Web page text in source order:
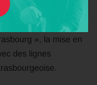
dans le rapport
le développement de
», la mise en
des lignes